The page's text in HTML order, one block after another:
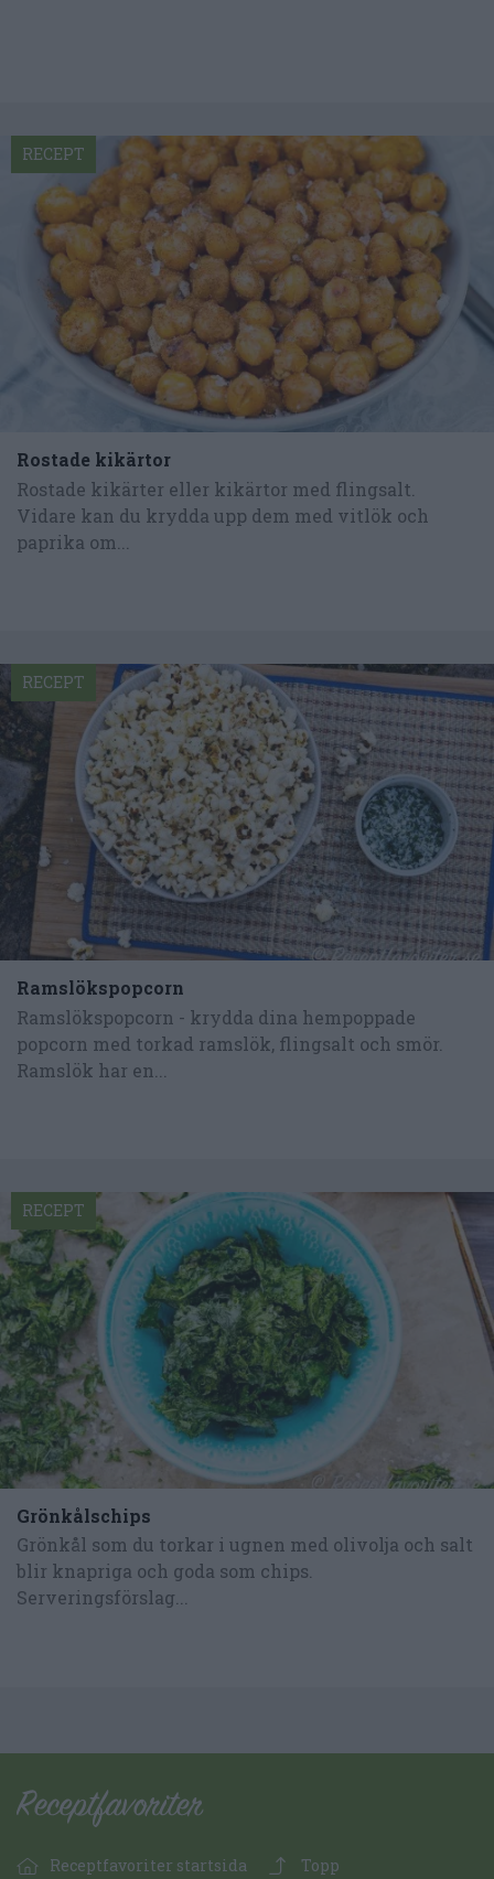
Rostade kikärtor
Rostade kikärter eller kikärtor med flingsalt.
Vidare kan du krydda upp dem med vitlök och
paprika om...
RECEPT
Ramslökspopcorn
Ramslökspopcorn - krydda dina hempoppade
popcorn med torkad ramslök, flingsalt och smör.
Ramslök har en...
RECEPT
Grönkålschips
Grönkål som du torkar i ugnen med olivolja och salt
blir knapriga och goda som chips.
Serveringsförslag...
RECEPT
Receptfavoriter startsida Topp